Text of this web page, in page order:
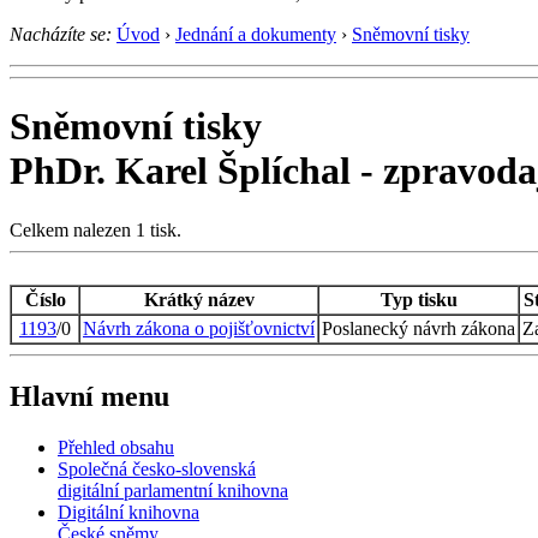
Nacházíte se: Úvod › Jednání a dokumenty › Sněmovní tisky
Sněmovní tisky
PhDr. Karel Šplíchal -
Celkem nalezen 1 tisk.
Číslo Krátký název Typ tisku
1193/0 Návrh zákona o pojišťovnictví Poslanecký návrh zákona
Hlavní menu
Přehled obsahu
Společná česko-slovenská
digitální parlamentní knihovna
Digitální knihovna
České sněmy